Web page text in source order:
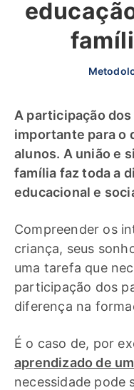
A participação
importante para o
alunos. A união e
família faz toda a
educacional e
Compreender os
criança, seus
uma tarefa que
participação dos
diferença na
É o caso de, por
aprendizado de
necessidade pode